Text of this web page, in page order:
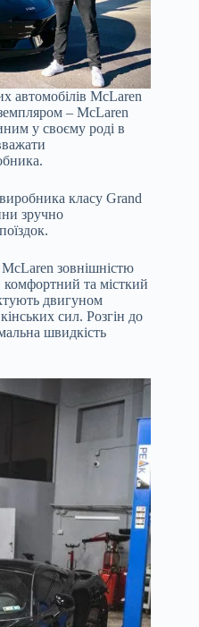
автомобілів McLaren
– McLaren
у своєму роді в
класу Grand
зручно
зовнішністю
та місткий
двигуном
сил. Розгін до
швидкість